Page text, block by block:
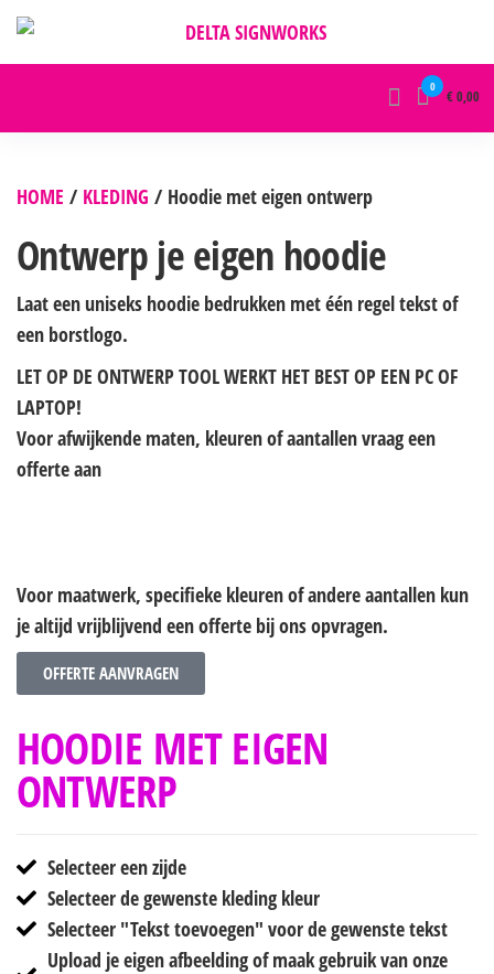
DELTA SIGNWORKS 0
€ 0,00
HOME / KLEDING / Hoodie met eigen ontwerp
Ontwerp je eigen hoodie
Laat een uniseks hoodie bedrukken met één regel tekst of
een borstlogo.
LET OP DE ONTWERP TOOL WERKT HET BEST OP EEN PC OF
LAPTOP!
Voor afwijkende maten, kleuren of aantallen vraag een
offerte aan
Voor maatwerk, specifieke kleuren of andere aantallen kun
je altijd vrijblijvend een offerte bij ons opvragen.
OFFERTE AANVRAGEN
HOODIE MET EIGEN
ONTWERP
Selecteer een zijde
Selecteer de gewenste kleding kleur
Selecteer "Tekst toevoegen" voor de gewenste tekst
Upload je eigen afbeelding of maak gebruik van onze